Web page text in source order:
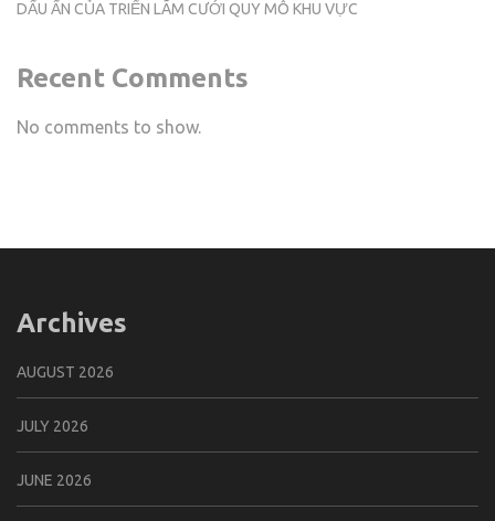
DẤU ẤN CỦA TRIỂN LÃM CƯỚI QUY MÔ KHU VỰC
Recent Comments
No comments to show.
Archives
AUGUST 2026
JULY 2026
JUNE 2026